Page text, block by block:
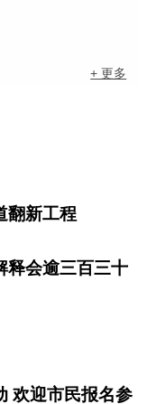
+ 更多
翻新工程
释会逾三百三十
欢迎市民报名参